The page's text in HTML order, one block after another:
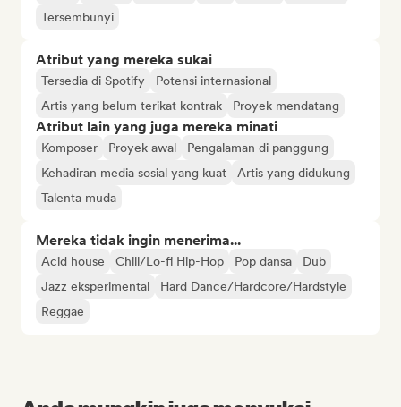
Tersembunyi
Atribut yang mereka sukai
Tersedia di Spotify
Potensi internasional
Artis yang belum terikat kontrak
Proyek mendatang
Atribut lain yang juga mereka minati
Komposer Proyek awal
Pengalaman di panggung
Kehadiran media sosial yang kuat
Artis yang didukung
Talenta muda
Mereka tidak ingin menerima...
Acid house Chill/Lo-fi Hip-Hop Pop dansa
Dub
Jazz eksperimental
Hard Dance/Hardcore/Hardstyle
Reggae